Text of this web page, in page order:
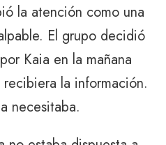
la atención como una
El grupo decidió
Kaia en la mañana
la información.
necesitaba.